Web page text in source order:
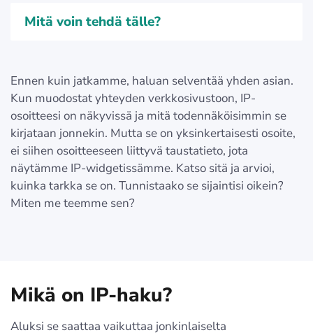
Mitä voin tehdä tälle?
Ennen kuin jatkamme, haluan selventää yhden asian.
Kun muodostat yhteyden verkkosivustoon, IP-
osoitteesi on näkyvissä ja mitä todennäköisimmin se
kirjataan jonnekin. Mutta se on yksinkertaisesti osoite,
ei siihen osoitteeseen liittyvä taustatieto, jota
näytämme IP-widgetissämme. Katso sitä ja arvioi,
kuinka tarkka se on. Tunnistaako se sijaintisi oikein?
Miten me teemme sen?
Mikä on IP-haku?
Aluksi se saattaa vaikuttaa jonkinlaiselta